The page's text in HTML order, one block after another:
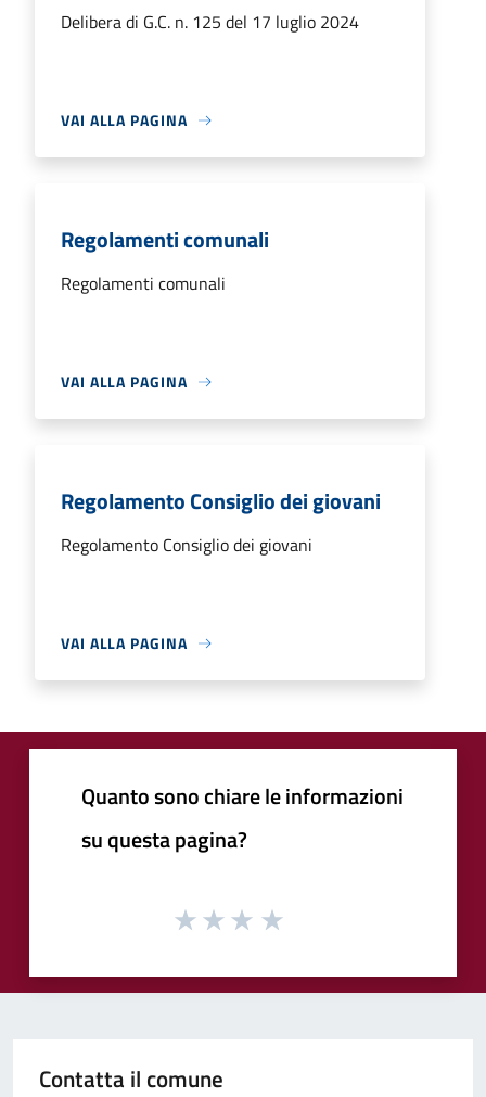
Delibera di G.C. n. 125 del 17 luglio 2024
VAI ALLA PAGINA
Regolamenti comunali
Regolamenti comunali
VAI ALLA PAGINA
Regolamento Consiglio dei giovani
Regolamento Consiglio dei giovani
VAI ALLA PAGINA
Quanto sono chiare le informazioni
su questa pagina?
Contatta il comune